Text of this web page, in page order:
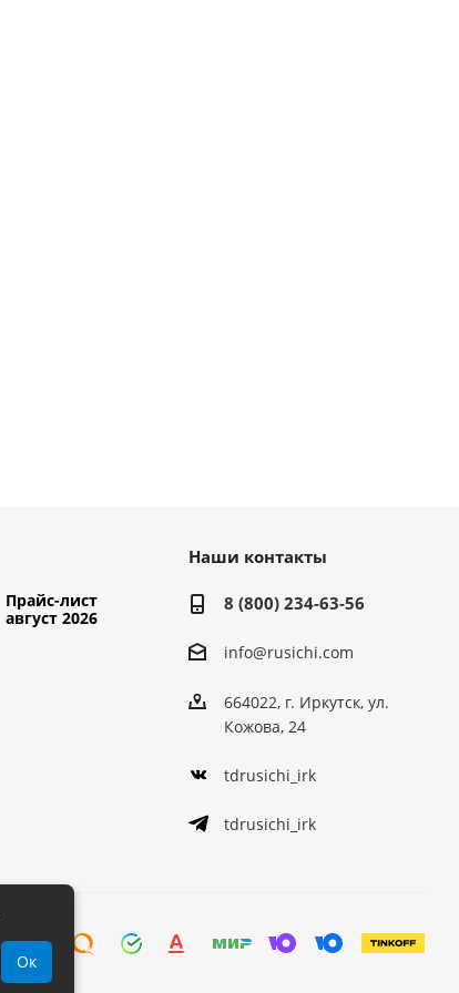
Прайс-лист
август 2026
Наши контакты
8 (800) 234-63-56
info@rusichi.com
664022, г. Иркутск, ул.
Кожова, 24
tdrusichi_irk
tdrusichi_irk
Ок